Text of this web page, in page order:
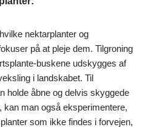
nektarplanter og
på at pleje dem. Tilgroning
buskene udskygges af
i landskabet. Til
holde åbne og delvis skyggede
kan man også eksperimentere,
som ikke findes i forvejen,